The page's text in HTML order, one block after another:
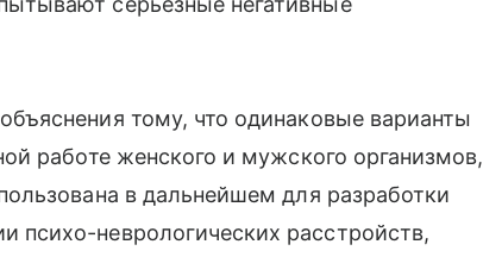
тому, что одинаковые варианты
работе женского и мужского организмов,
в дальнейшем для разработки
психо-неврологических расстройств,